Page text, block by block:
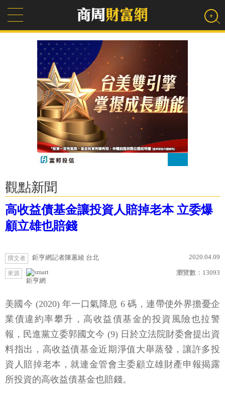
觀點新聞
高收益債基金讓投資人賠掉老本 立委爆
顧立雄也賠錢
撰文者 鉅亨網記者陳蕙綾 台北 2020.04.09
來源
鉅亨網
瀏覽數： 13093
美國今 (2020) 年一口氣降息 6 碼，連帶使外界擔憂企
業債違約率攀升，高收益債基金的投資風險也拉警
報，民進黨立委郭國文今 (9) 日於立法院財委會提出資
料指出，高收益債基金近期淨值大舉蒸發，讓許多投
資人賠掉老本，就連金管會主委顧立雄財產申報揭露
所投資的高收益債基金也賠錢。